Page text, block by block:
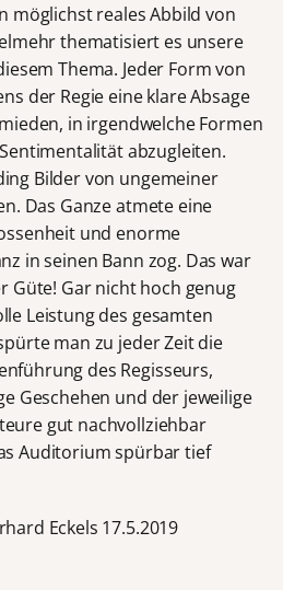
möglichst reales Abbild von
thematisiert es unsere
Thema. Jeder Form von
der Regie eine klare Absage
in irgendwelche Formen
abzugleiten.
Bilder von ungemeiner
Das Ganze atmete eine
und enorme
in seinen Bann zog. Das war
Güte! Gar nicht hoch genug
Leistung des gesamten
man zu jeder Zeit die
des Regisseurs,
Geschehen und der jeweilige
gut nachvollziehbar
Auditorium spürbar tief
Eckels 17.5.2019